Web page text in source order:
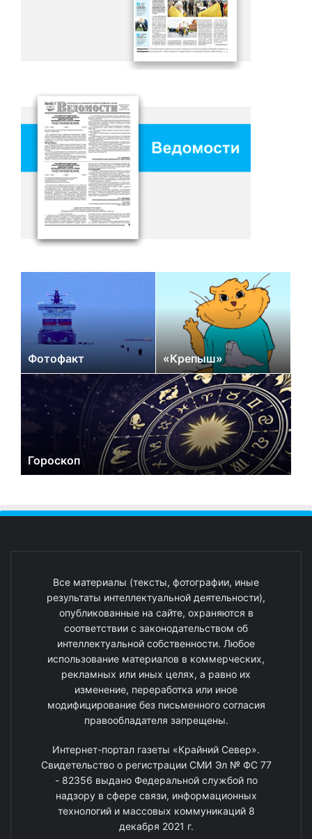
Фотофакт «Крепыш»
Гороскоп
Все материалы (тексты, фотографии, иные
результаты интеллектуальной деятельности),
опубликованные на сайте, охраняются в
соответствии с законодательством об
интеллектуальной собственности. Любое
использование материалов в коммерческих,
рекламных или иных целях, а равно их
изменение, переработка или иное
модифицирование без письменного согласия
правообладателя запрещены.
Интернет-портал газеты «Крайний Север».
Свидетельство о регистрации СМИ Эл № ФС 77
- 82356 выдано Федеральной службой по
надзору в сфере связи, информационных
технологий и массовых коммуникаций 8
декабря 2021 г.